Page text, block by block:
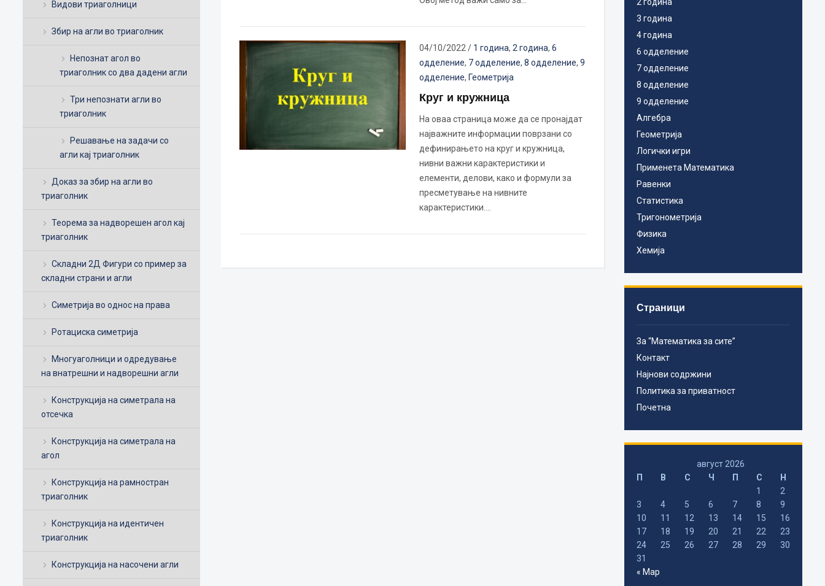
Видови триаголници
Збир на агли во триаголник
Непознат агол во
триаголник со два дадени агли
Три непознати агли во
триаголник
Решавање на задачи со
агли кај триаголник
Доказ за збир на агли во
триаголник
Теорема за надворешен агол кај
триаголник
Складни 2Д Фигури со пример за
складни страни и агли
Симетрија во однос на права
Ротациска симетрија
Многуаголници и одредување
на внатрешни и надворешни агли
Конструкција на симетрала на
отсечка
Конструкција на симетрала на
агол
Конструкција на рамностран
триаголник
Конструкција на идентичен
триаголник
Конструкција на насочени агли
04/10/2022 / 1 година, 2 година, 6
одделение, 7 одделение, 8 одделение, 9
одделение, Геометрија
Круг и кружница
На оваа страница може да се пронајдат
најважните информации поврзани со
дефинирањето на круг и кружница,
нивни важни карактеристики и
елементи, делови, како и формули за
пресметување на нивните
карактеристики.…
3 година
4 година
6 одделение
7 одделение
8 одделение
9 одделение
Алгебра
Геометрија
Логички игри
Применета Математика
Равенки
Статистика
Тригонометрија
Физика
Хемија
Страници
За “Математика за сите”
Контакт
Најнови содржини
Политика за приватност
Почетна
август 2026
П
В С Ч П С
Н
1
2
3
4 5 6 7 8
9
10
11 12 13 14 15
16
17
18 19 20 21 22
23
24
25 26 27 28 29
30
31
« Мар